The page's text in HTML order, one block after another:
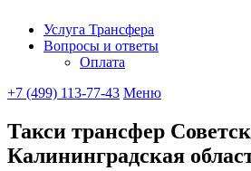
Ubitaxi
Услуга Трансфера
Вопросы и ответы
Оплата
+7 (499) 113-77-43 Меню
Такси трансфер
Калининградская